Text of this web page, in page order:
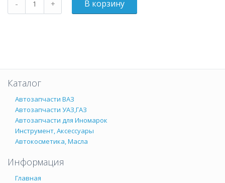
Каталог
Автозапчасти ВАЗ
Автозапчасти УАЗ,ГАЗ
Автозапчасти для Иномарок
Инструмент, Аксессуары
Автокосметика, Масла
Информация
Главная